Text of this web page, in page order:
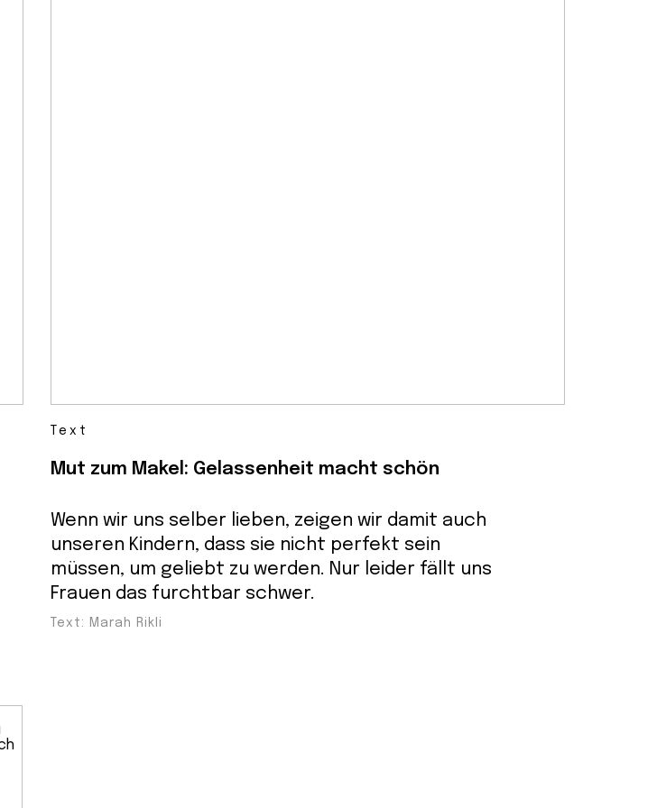
Text
Mut zum Makel: Gelassenheit macht schön
Wenn wir uns selber lieben, zeigen wir damit auch
unseren Kindern, dass sie nicht perfekt sein
müssen, um geliebt zu werden. Nur leider fällt uns
Frauen das furchtbar schwer.
Text: Marah Rikli